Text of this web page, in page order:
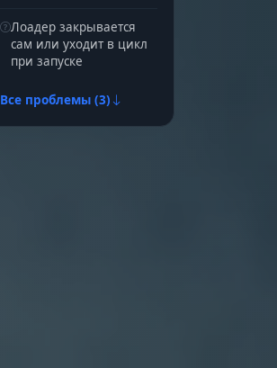
Лоадер закрывается
сам или уходит в цикл
при запуске
Все проблемы (3)